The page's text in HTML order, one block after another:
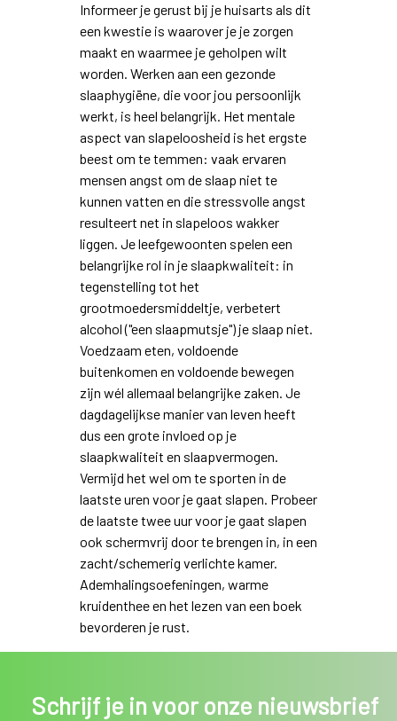
Informeer je gerust bij je huisarts als dit
een kwestie is waarover je je zorgen
maakt en waarmee je geholpen wilt
worden. Werken aan een gezonde
slaaphygiëne, die voor jou persoonlijk
werkt, is heel belangrijk. Het mentale
aspect van slapeloosheid is het ergste
beest om te temmen: vaak ervaren
mensen angst om de slaap niet te
kunnen vatten en die stressvolle angst
resulteert net in slapeloos wakker
liggen. Je leefgewoonten spelen een
belangrijke rol in je slaapkwaliteit: in
tegenstelling tot het
grootmoedersmiddeltje, verbetert
alcohol ("een slaapmutsje") je slaap niet.
Voedzaam eten, voldoende
buitenkomen en voldoende bewegen
zijn wél allemaal belangrijke zaken. Je
dagdagelijkse manier van leven heeft
dus een grote invloed op je
slaapkwaliteit en slaapvermogen.
Vermijd het wel om te sporten in de
laatste uren voor je gaat slapen. Probeer
de laatste twee uur voor je gaat slapen
ook schermvrij door te brengen in, in een
zacht/schemerig verlichte kamer.
Ademhalingsoefeningen, warme
kruidenthee en het lezen van een boek
bevorderen je rust.
Schrijf je in voor onze nieuwsbrief